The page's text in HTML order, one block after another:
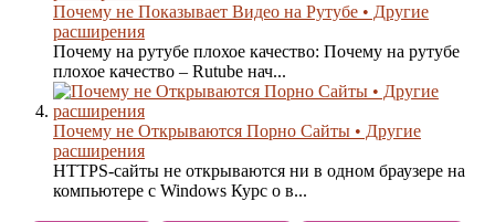
Почему не Показывает Видео на Рутубе • Другие
расширения
Почему на рутубе плохое качество: Почему на рутубе
плохое качество – Rutube нач...
Почему не Открываются Порно Сайты • Другие
расширения
HTTPS-сайты не открываются ни в одном браузере на
компьютере с Windows Курс о в...